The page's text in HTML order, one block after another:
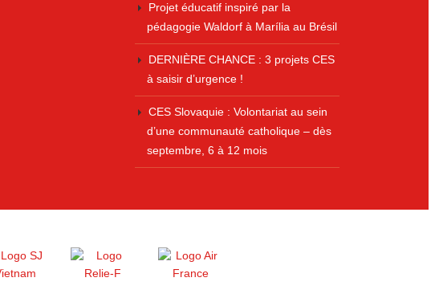
Projet éducatif inspiré par la
pédagogie Waldorf à Marília au Brésil
DERNIÈRE CHANCE : 3 projets CES
à saisir d’urgence !
CES Slovaquie : Volontariat au sein
d’une communauté catholique – dès
septembre, 6 à 12 mois